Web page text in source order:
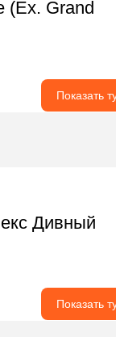
(Ex. Grand
Показать
Дивный
Показать